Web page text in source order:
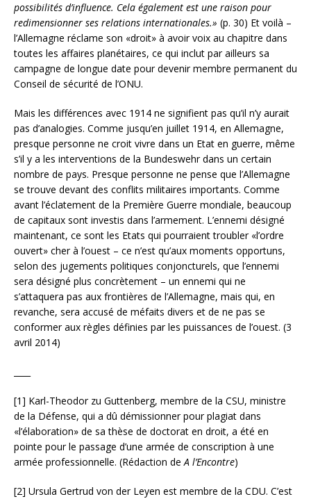
possibilités d’influence. Cela également est une raison pour
redimensionner ses relations internationales.» (p. 30) Et voilà –
l’Allemagne réclame son «droit» à avoir voix au chapitre dans
toutes les affaires planétaires, ce qui inclut par ailleurs sa
campagne de longue date pour devenir membre permanent du
Conseil de sécurité de l’ONU.
Mais les différences avec 1914 ne signifient pas qu’il n’y aurait
pas d’analogies. Comme jusqu’en juillet 1914, en Allemagne,
presque personne ne croit vivre dans un Etat en guerre, même
s’il y a les interventions de la Bundeswehr dans un certain
nombre de pays. Presque personne ne pense que l’Allemagne
se trouve devant des conflits militaires importants. Comme
avant l’éclatement de la Première Guerre mondiale, beaucoup
de capitaux sont investis dans l’armement. L’ennemi désigné
maintenant, ce sont les Etats qui pourraient troubler «l’ordre
ouvert» cher à l’ouest – ce n’est qu’aux moments opportuns,
selon des jugements politiques conjoncturels, que l’ennemi
sera désigné plus concrètement – un ennemi qui ne
s’attaquera pas aux frontières de l’Allemagne, mais qui, en
revanche, sera accusé de méfaits divers et de ne pas se
conformer aux règles définies par les puissances de l’ouest. (3
avril 2014)
[1] Karl-Theodor zu Guttenberg, membre de la CSU, ministre
de la Défense, qui a dû démissionner pour plagiat dans
«l’élaboration» de sa thèse de doctorat en droit, a été en
pointe pour le passage d’une armée de conscription à une
armée professionnelle. (Rédaction deA l’Encontre)
[2] Ursula Gertrud von der Leyen est membre de la CDU. C’est